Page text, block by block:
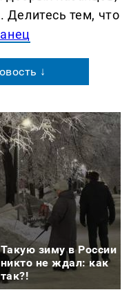
Делитеcь тем, что
↓
Такую зиму в России
никто не ждал: как
так?!